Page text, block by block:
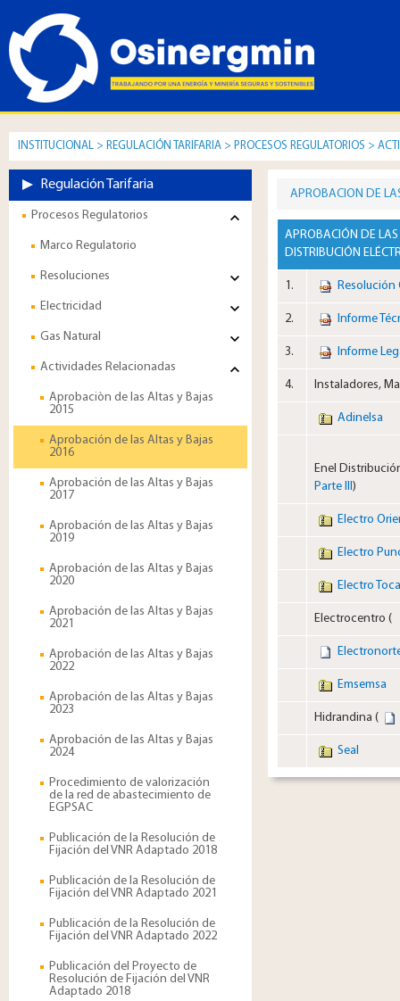
INSTITUCIONAL > REGULACIÓN TARIFARIA > PROCESOS REGULATORIOS >
APROBACION DE
APROBACIÓN DE LAS
DISTRIBUCIÓN
1. Resolución
​2. Informe
​3. ​Informe
​4. ​Instaladores,
Adinelsa
Enel
Parte III)
​Electro
Electro
Electro
​Electrocentro (
Emsemsa
​Hidrandina (
Seal
Regulación Tarifaria
Procesos Regulatorios
Marco Regulatorio
Resoluciones
Electricidad
Gas Natural
Actividades Relacionadas
Aprobaciòn de las Altas y Bajas
2015
Aprobación de las Altas y Bajas
2016
Aprobación de las Altas y Bajas
2017
Aprobación de las Altas y Bajas
2019
Aprobación de las Altas y Bajas
2020
Aprobación de las Altas y Bajas
2021
Aprobación de las Altas y Bajas
2022
Aprobación de las Altas y Bajas
2023
Aprobación de las Altas y Bajas
2024
Procedimiento de valorización
de la red de abastecimiento de
EGPSAC
Publicación de la Resolución de
Fijación del VNR Adaptado 2018
Publicación de la Resolución de
Fijación del VNR Adaptado 2021
Publicación de la Resolución de
Fijación del VNR Adaptado 2022
Publicación del Proyecto de
Resolución de Fijación del VNR
Adaptado 2018